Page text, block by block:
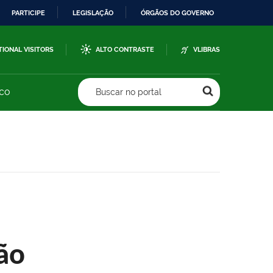
PARTICIPE LEGISLAÇÃO ÓRGÃOS DO GOVERNO
VISITORS ALTO CONTRASTE VLIBRAS
Buscar no portal